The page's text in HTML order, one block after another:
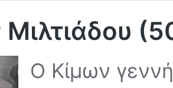
Μιλτιάδου
Ο Κίμων